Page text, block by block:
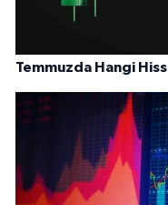
Temmuzda Hangi